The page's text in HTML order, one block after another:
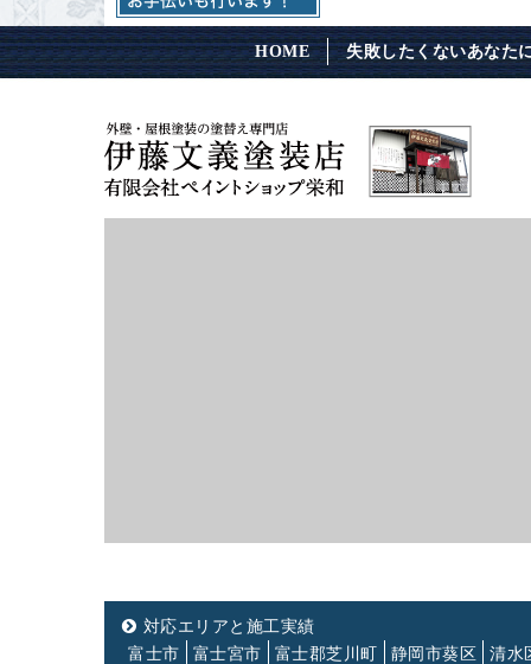
HOME 失敗したくないあなた
対応エリアと施工実績
富士市
富士宮市 富士郡芝川町 静岡市葵区
清水